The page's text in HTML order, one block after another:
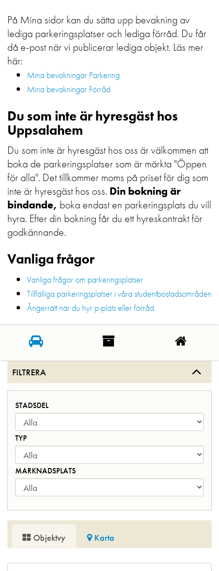
På Mina sidor kan du sätta upp bevakning av
lediga parkeringsplatser och lediga förråd. Du får
då e-post när vi publicerar lediga objekt. Läs mer
här:
Mina bevakningar Parkering
Mina bevakningar Förråd
Du som inte är hyresgäst hos
Uppsalahem
Du som inte är hyresgäst hos oss är välkommen att
boka de parkeringsplatser som är märkta "Öppen
för alla". Det tillkommer moms på priset för dig som
inte är hyresgäst hos oss. Din bokning är
bindande, boka endast en parkeringsplats du vill
hyra. Efter din bokning får du ett hyreskontrakt för
godkännande.
Vanliga frågor
Vanliga frågor om parkeringsplatser
Tillfälliga parkeringsplatser i våra studentbostadsområden
Ångerrätt när du hyr p-plats eller förråd
FILTRERA
STADSDEL
TYP
MARKNADSPLATS
Objektvy Karta